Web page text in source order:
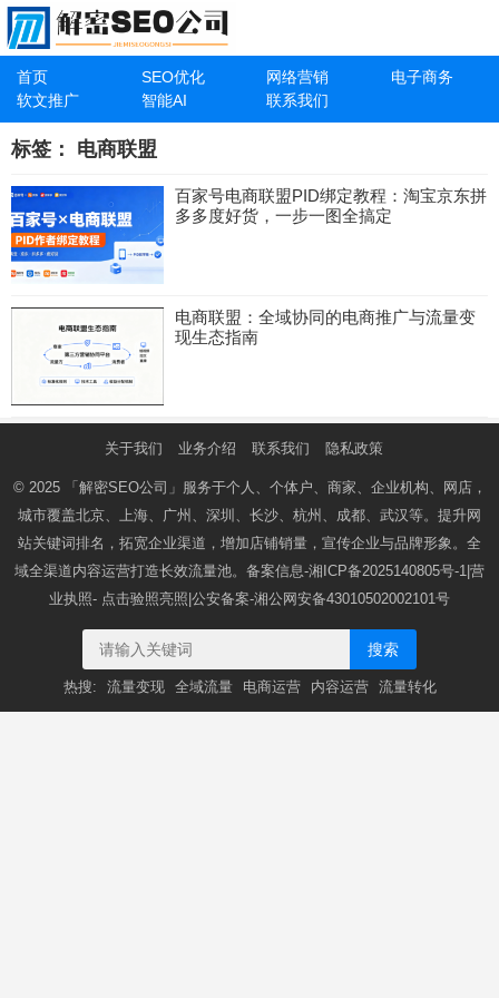
首页 SEO优化 网络营销
电子商务
软文推广
智能AI 联系我们
标签： 电商联盟
百家号电商联盟PID绑定教程：淘宝京东拼
多多度好货，一步一图全搞定
电商联盟：全域协同的电商推广与流量变
现生态指南
关于我们 业务介绍 联系我们 隐私政策
© 2025 「解密SEO公司」 服务于个人、个体户、商家、企业机构、网店，
城市覆盖北京、上海、广州、深圳、长沙、杭州、成都、武汉等。提升网
站关键词排名，拓宽企业渠道，增加店铺销量，宣传企业与品牌形象。全
域全渠道内容运营打造长效流量池。备案信息-湘ICP备2025140805号-1 |营
业执照- 点击验照亮照 |公安备案-湘公网安备43010502002101号
搜索
热搜: 流量变现 全域流量 电商运营 内容运营 流量转化